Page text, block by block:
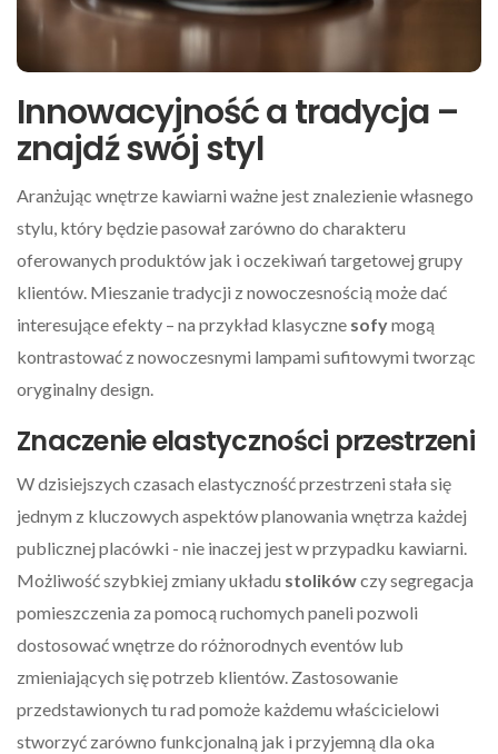
Innowacyjność a tradycja –
znajdź swój styl
Aranżując wnętrze kawiarni ważne jest znalezienie własnego
stylu, który będzie pasował zarówno do charakteru
oferowanych produktów jak i oczekiwań targetowej grupy
klientów. Mieszanie tradycji z nowoczesnością może dać
interesujące efekty – na przykład klasyczne sofymogą
kontrastować z nowoczesnymi lampami sufitowymi tworząc
oryginalny design.
Znaczenie elastyczności przestrzeni
W dzisiejszych czasach elastyczność przestrzeni stała się
jednym z kluczowych aspektów planowania wnętrza każdej
publicznej placówki - nie inaczej jest w przypadku kawiarni.
Możliwość szybkiej zmiany układu stolikówczy segregacja
pomieszczenia za pomocą ruchomych paneli pozwoli
dostosować wnętrze do różnorodnych eventów lub
zmieniających się potrzeb klientów. Zastosowanie
przedstawionych tu rad pomoże każdemu właścicielowi
stworzyć zarówno funkcjonalną jak i przyjemną dla oka